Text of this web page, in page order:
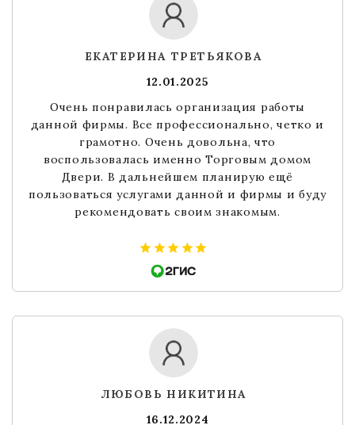
ЕКАТЕРИНА ТРЕТЬЯКОВА
12.01.2025
Очень понравилась организация работы
данной фирмы. Все профессионально, четко и
грамотно. Очень довольна, что
воспользовалась именно Торговым домом
Двери. В дальнейшем планирую ещё
пользоваться услугами данной и фирмы и буду
рекомендовать своим знакомым.
ЛЮБОВЬ НИКИТИНА
16.12.2024